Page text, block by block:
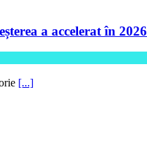
a accelerat în 2026
[...]